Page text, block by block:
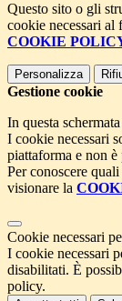
Questo sito o gli
cookie necessari
COOKIE
Personalizza
Gestione cookie
In questa
I cookie necessari
piattaforma e non
Per conoscere
visionare la
Cookie necessari
I cookie necessari
disabilitati. È
policy.